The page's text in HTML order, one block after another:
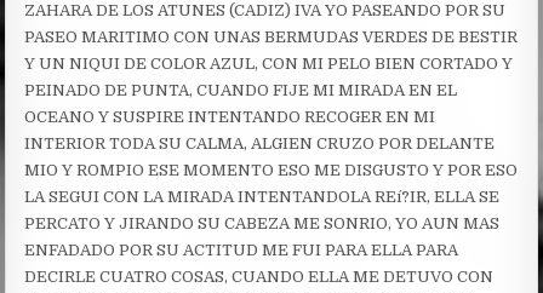
ZAHARA DE LOS ATUNES (CADIZ) IVA YO PASEANDO POR SU
PASEO MARITIMO CON UNAS BERMUDAS VERDES DE BESTIR
Y UN NIQUI DE COLOR AZUL, CON MI PELO BIEN CORTADO Y
PEINADO DE PUNTA, CUANDO FIJE MI MIRADA EN EL
OCEANO Y SUSPIRE INTENTANDO RECOGER EN MI
INTERIOR TODA SU CALMA, ALGIEN CRUZO POR DELANTE
MIO Y ROMPIO ESE MOMENTO ESO ME DISGUSTO Y POR ESO
LA SEGUI CON LA MIRADA INTENTANDOLA REí?IR, ELLA SE
PERCATO Y JIRANDO SU CABEZA ME SONRIO, YO AUN MAS
ENFADADO POR SU ACTITUD ME FUI PARA ELLA PARA
DECIRLE CUATRO COSAS, CUANDO ELLA ME DETUVO CON